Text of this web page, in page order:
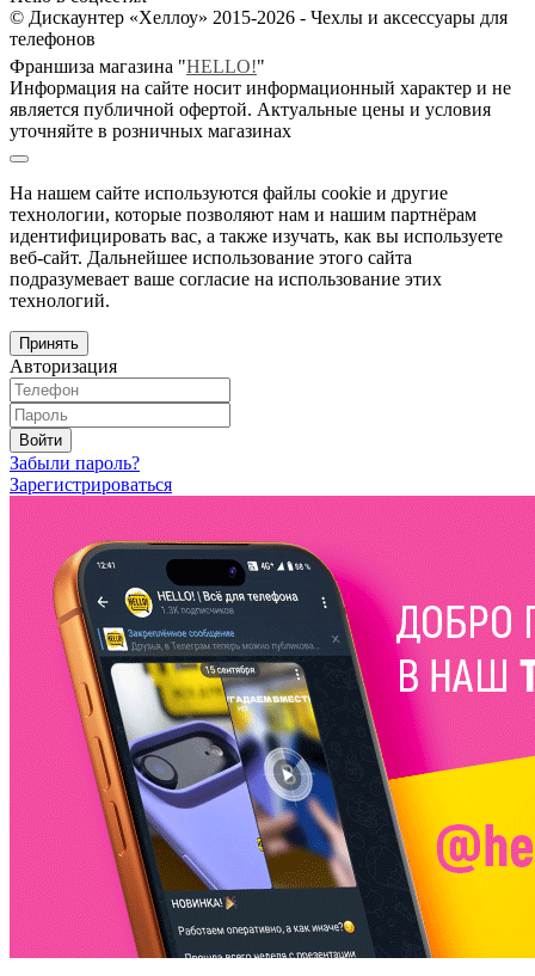
© Дискаунтер «Хеллоу» 2015-2026 - Чехлы и аксессуары для
телефонов
Франшиза магазина "HELLO!"
Информация на сайте носит информационный характер и не
является публичной офертой. Актуальные цены и условия
уточняйте в розничных магазинах
На нашем сайте используются файлы cookie и другие
технологии, которые позволяют нам и нашим партнёрам
идентифицировать вас, а также изучать, как вы используете
веб-сайт. Дальнейшее использование этого сайта
подразумевает ваше согласие на использование этих
технологий.
Принять
Авторизация
Войти
Забыли пароль?
Зарегистрироваться